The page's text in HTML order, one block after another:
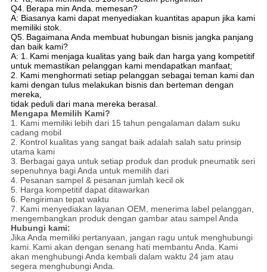
Q4. Berapa min Anda. memesan?
A: Biasanya kami dapat menyediakan kuantitas apapun jika kami
memiliki stok.
Q5. Bagaimana Anda membuat hubungan bisnis jangka panjang
dan baik kami?
A: 1. Kami menjaga kualitas yang baik dan harga yang kompetitif
untuk memastikan pelanggan kami mendapatkan manfaat;
2. Kami menghormati setiap pelanggan sebagai teman kami dan
kami dengan tulus melakukan bisnis dan berteman dengan
mereka,
tidak peduli dari mana mereka berasal.
Mengapa Memilih Kami?
1. Kami memiliki lebih dari 15 tahun pengalaman dalam suku
cadang mobil
2. Kontrol kualitas yang sangat baik adalah salah satu prinsip
utama kami
3. Berbagai gaya untuk setiap produk dan produk pneumatik seri
sepenuhnya bagi Anda untuk memilih dari
4. Pesanan sampel & pesanan jumlah kecil ok
5. Harga kompetitif dapat ditawarkan
6. Pengiriman tepat waktu
7. Kami menyediakan layanan OEM, menerima label pelanggan,
mengembangkan produk dengan gambar atau sampel Anda
Hubungi kami:
Jika Anda memiliki pertanyaan, jangan ragu untuk menghubungi
kami. Kami akan dengan senang hati membantu Anda. Kami
akan menghubungi Anda kembali dalam waktu 24 jam atau
segera menghubungi Anda.